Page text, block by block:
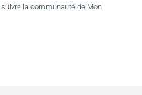
la communauté de Mon